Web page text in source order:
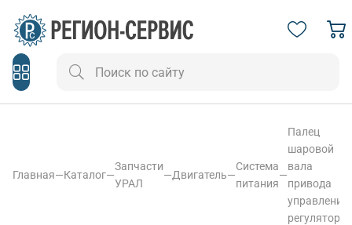
Главная—Каталог—
Запчасти
УРАЛ
—Двигатель—
Система
питания
—
Палец
шаровой
вала
привода
регулятора